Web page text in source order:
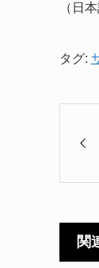
（日
タグ:
関